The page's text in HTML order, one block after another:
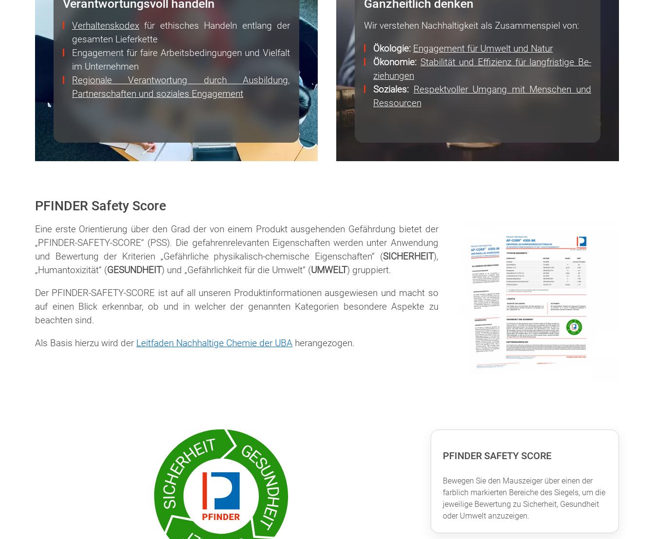
Verantwortungsvoll handeln
Verhaltenskodex für ethisches Handeln entlang der
gesamten Lieferkette
Engagement für faire Arbeitsbedingungen und Vielfalt
im Unter­nehmen
Regionale Verantwortung durch Ausbildung,
Partnerschaften und soziales Engagement
Ganzheitlich denken
Wir verstehen Nachhaltigkeit als Zusammenspiel von:
Ökologie: Engagement für Umwelt und Natur
Ökonomie: Stabilität und Effizienz für langfristige Be­
zieh­ung­en
Soziales: Respektvoller Umgang mit Menschen und
Ressourcen
PFINDER Safety Score
Eine erste Orientierung über den Grad der von einem Produkt ausgehenden Gefährdung bietet der
„PFINDER-SAFETY-SCORE“ (PSS). Die gefahrenrelevanten Eigenschaften werden unter Anwen­dung
und Bewertung der Kriterien „Gefährliche physikalisch-chemische Eigenschaften“ (SICHERHEIT),
„Humantoxizität“ (GESUNDHEIT) und „Gefährlichkeit für die Umwelt“ (UMWELT) gruppiert.
Der PFINDER-SAFETY-SCORE ist auf all unseren Produktinformationen ausgewiesen und macht so
auf einen Blick erkennbar, ob und in welcher der genannten Kategorien besondere Aspekte zu
beachten sind.
Als Basis hierzu wird der Leitfaden Nachhaltige Chemie der UBA herangezogen.
PFINDER SAFETY SCORE
Bewegen Sie den Mauszeiger über einen der
farblich markierten Bereiche des Siegels, um die
jeweilige Bewertung zu Sicherheit, Gesundheit
oder Umwelt anzuzeigen.